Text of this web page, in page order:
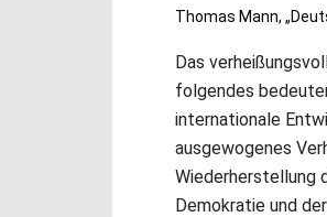
Thomas Mann,
Das
folgendes
internationale
ausgewogenes
Wiederherstellung
Demokratie und